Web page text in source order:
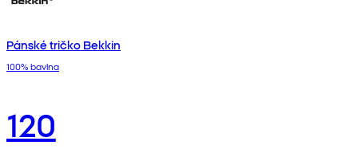
Pánské tričko Bekkin
100% bavlna
120